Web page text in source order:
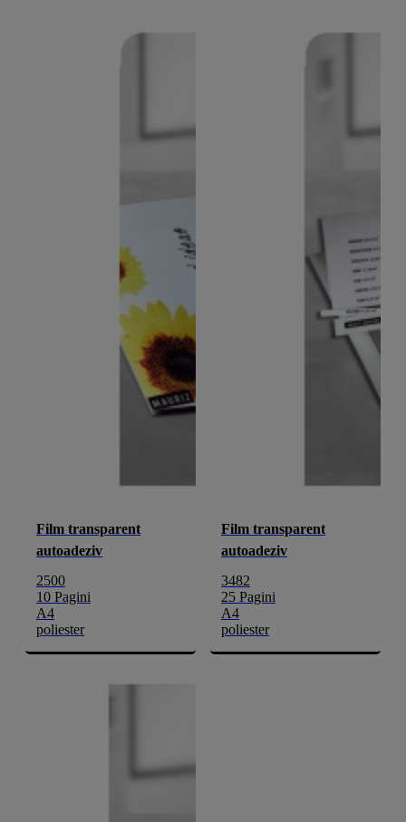
Film transparent
autoadeziv
2500
10 Pagini
A4
poliester
Film transparent
autoadeziv
3482
25 Pagini
A4
poliester